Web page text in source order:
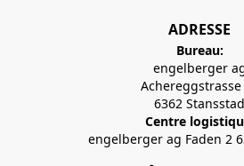
ADRESSE
Bureau:
engelberger
Achereggstrasse
6362 Stansstad
Centre
engelberger ag Faden 2